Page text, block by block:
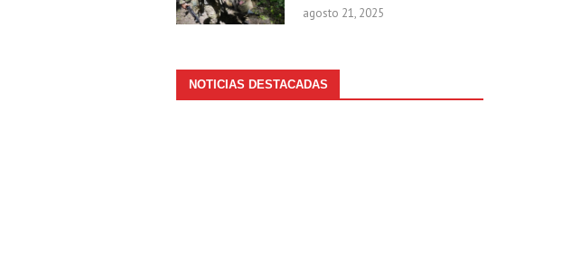
agosto 21, 2025
NOTICIAS DESTACADAS